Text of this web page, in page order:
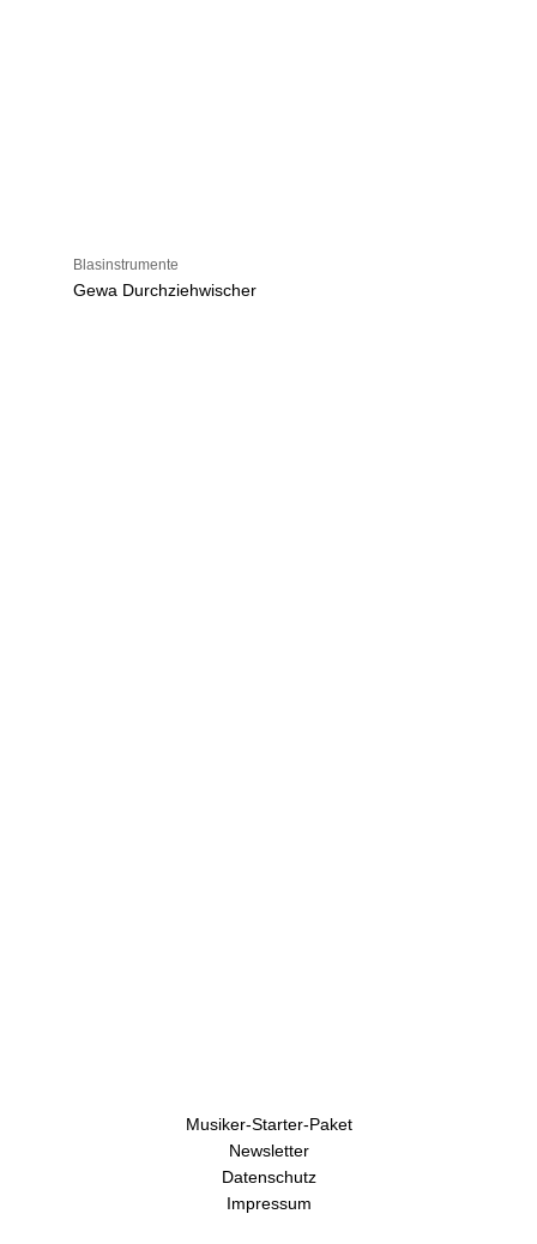
Blasinstrumente
Gewa Durchziehwischer
Musiker-Starter-Paket
Newsletter
Datenschutz
Impressum